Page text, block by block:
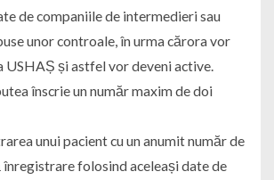
de companiile de intermedieri sau
unor controale, în urma cărora vor
și astfel vor deveni active.
înscrie un număr maxim de doi
unui pacient cu un anumit număr de
folosind aceleași date de